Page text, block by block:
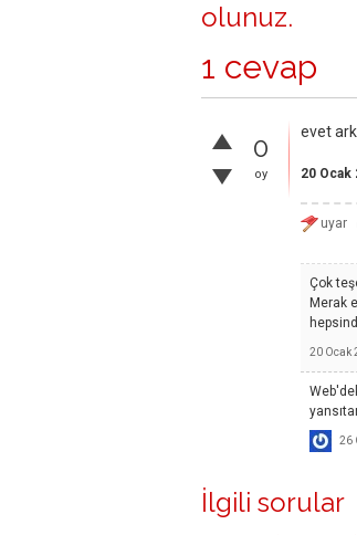
olunuz.
1 cevap
0
oy
evet
20 Ocak
Çok
Merak
20 Ocak
26
İlgili sorular